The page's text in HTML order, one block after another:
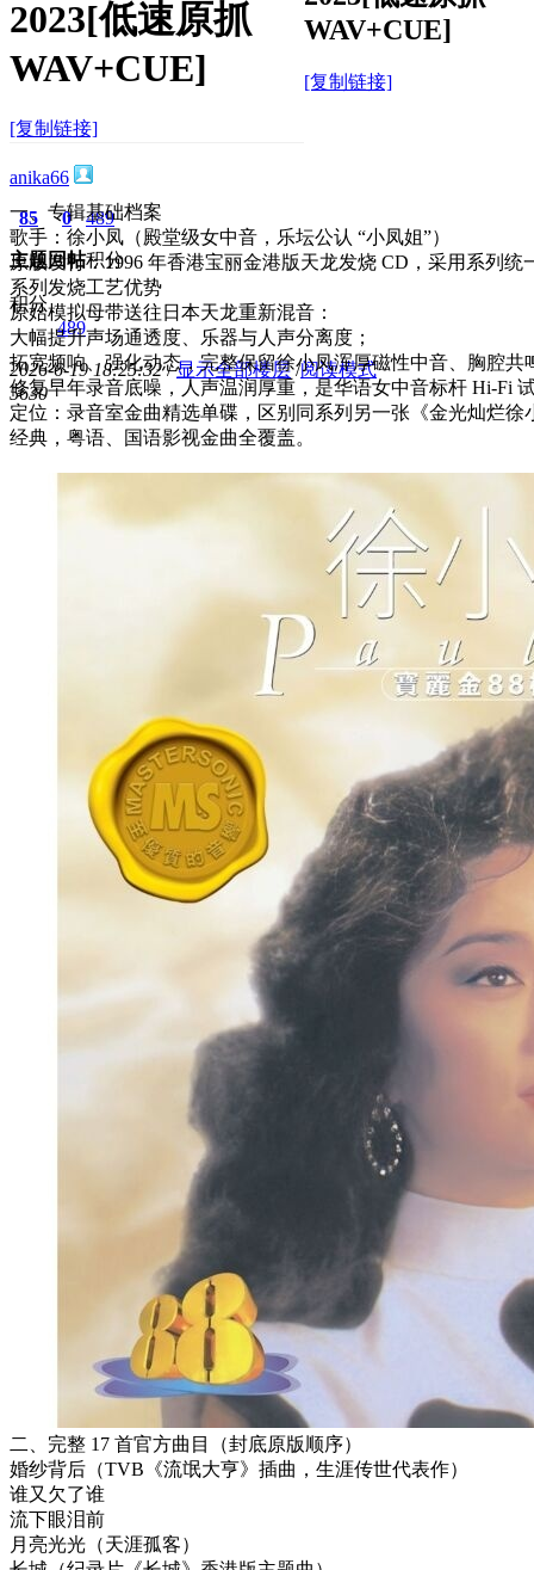
2023[低速原抓
WAV+CUE]
[复制链接]
WAV+CUE]
[复制链接]
anika66
85
主题
0
回帖
489
积分
积分
489
2026-6-19 18:25:32 / 显示全部楼层 /阅读模式
5630
一、专辑基础档案
歌手：徐小凤（殿堂级女中音，乐坛公认 “小凤姐”）
原版发行：1996 年香港宝丽金港版天龙发烧 CD，采用系列统
系列发烧工艺优势
原始模拟母带送往日本天龙重新混音：
大幅提升声场通透度、乐器与人声分离度；
拓宽频响、强化动态，完整保留徐小凤浑厚磁性中音、胸腔共
修复早年录音底噪，人声温润厚重，是华语女中音标杆 Hi-Fi
定位：录音室金曲精选单碟，区别同系列另一张《金光灿烂
经典，粤语、国语影视金曲全覆盖。
二、完整 17 首官方曲目（封底原版顺序）
婚纱背后（TVB《流氓大亨》插曲，生涯传世代表作）
谁又欠了谁
流下眼泪前
月亮光光（天涯孤客）